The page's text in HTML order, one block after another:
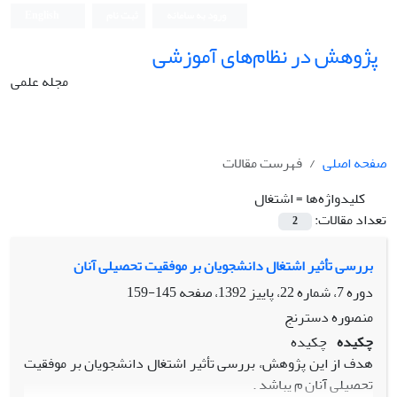
پژوهش در نظام‌های آموزشی
مجله علمی
صفحه اصلی
فهرست مقالات
کلیدواژه‌ها =اشتغال
تعداد مقالات:
2
بررسی تأثیر اشتغال دانشجویان بر موفقیت تحصیلی آنان
دوره 7، شماره 22، پاییز 1392، صفحه
145-159
منصوره دسترنج
چکیده چکیده
هدف از این پژوهش، بررسی تأثیر اشتغال دانشجویان بر موفقیت
تحصیلی آنان م یباشد .